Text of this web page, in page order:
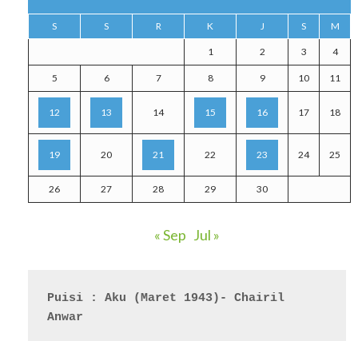
S S R K J S M
1 2 3 4
5 6 7 8 9 10 11
12 13 14 15 16 17 18
19 20 21 22 23 24 25
26 27 28 29 30
« Sep Jul »
Puisi : Aku (Maret 1943)- Chairil
Anwar